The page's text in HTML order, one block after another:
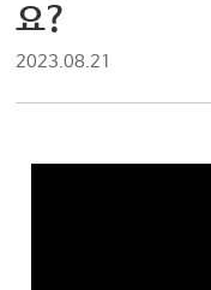
요?
2023.08.21